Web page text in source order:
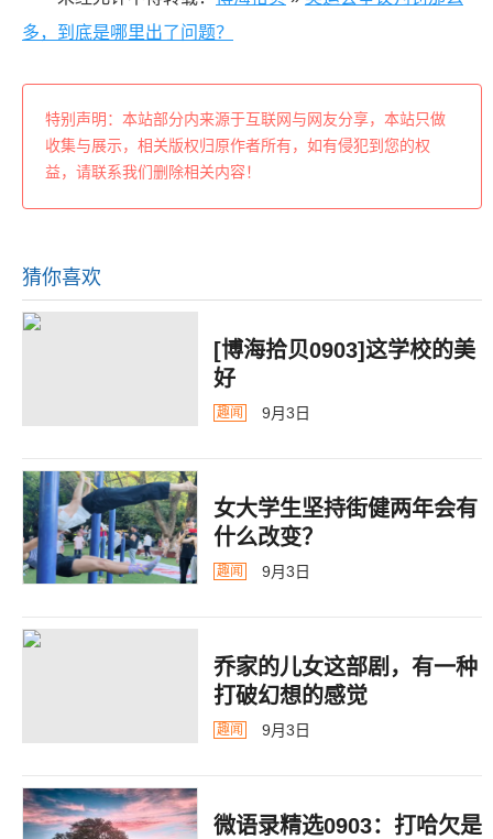
多，到底是哪里出了问题？
特别声明：本站部分内来源于互联网与网友分享，本站只做
收集与展示，相关版权归原作者所有，如有侵犯到您的权
益，请联系我们删除相关内容！
猜你喜欢
[博海拾贝0903]这学校的美
好
趣闻 9月3日
女大学生坚持街健两年会有
什么改变？
趣闻 9月3日
乔家的儿女这部剧，有一种
打破幻想的感觉
趣闻 9月3日
微语录精选0903：打哈欠是